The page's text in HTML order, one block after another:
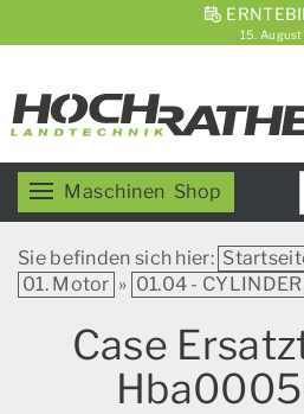
15.
Maschinen Shop
Sie befinden sich hier:
01. Motor » 01.04 -
Case